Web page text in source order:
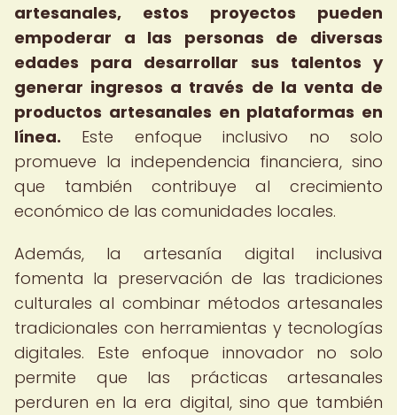
artesanales, estos proyectos pueden
empoderar a las personas de diversas
edades para desarrollar sus talentos y
generar ingresos a través de la venta de
productos artesanales en plataformas en
línea. Este enfoque inclusivo no solo
promueve la independencia financiera, sino
que también contribuye al crecimiento
económico de las comunidades locales.
Además, la artesanía digital inclusiva
fomenta la preservación de las tradiciones
culturales al combinar métodos artesanales
tradicionales con herramientas y tecnologías
digitales. Este enfoque innovador no solo
permite que las prácticas artesanales
perduren en la era digital, sino que también